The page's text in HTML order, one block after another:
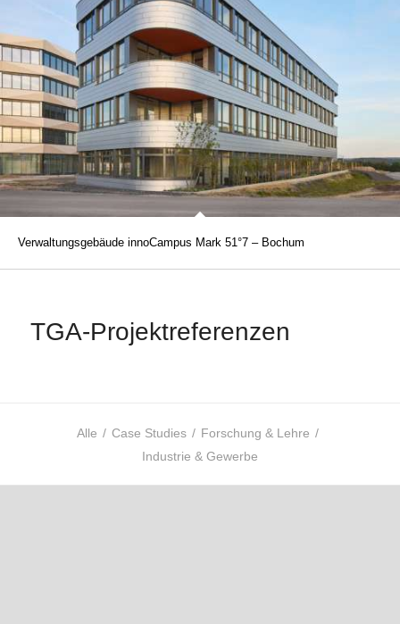
Verwaltungsgebäude innoCampus Mark 51°7 – Bochum
TGA-Projektreferenzen
Alle / Case Studies / Forschung & Lehre /
Industrie & Gewerbe